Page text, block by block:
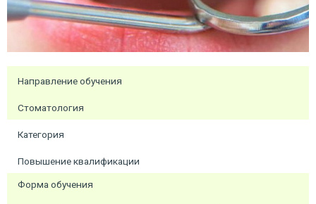
Направление обучения
Стоматология
Категория
Повышение квалификации
Форма обучения